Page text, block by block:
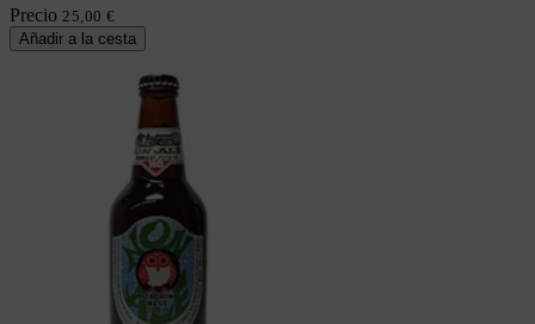
Precio 25,00 €
Añadir a la cesta